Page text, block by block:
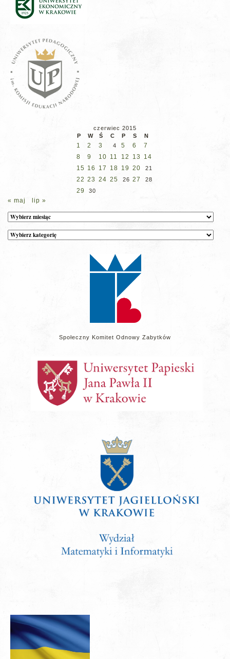
czerwiec 2015
P
W Ś C P S N
1 2 3 4 5 6
7
8
9 10 11 12 13
14
15 16 17 18 19 20 21
22 23 24 25 26 27 28
29 30
« maj lip »
Archiwum
Kategorie
wpisów
Społeczny Komitet Odnowy Zabytków